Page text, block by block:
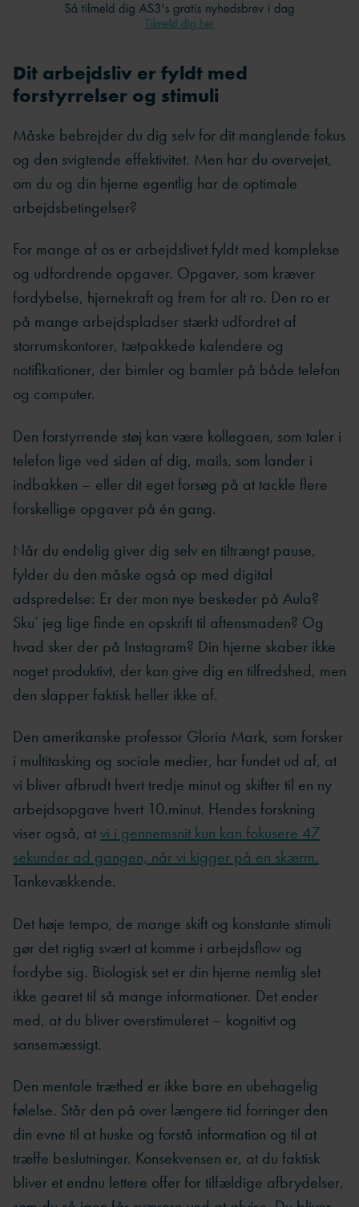
Dit arbejdsliv er fyldt med
forstyrrelser og stimuli
Måske bebrejder du dig selv for dit manglende fokus
og den svigtende effektivitet. Men har du overvejet,
om du og din hjerne egentlig har de optimale
arbejdsbetingelser?
For mange af os er arbejdslivet fyldt med komplekse
og udfordrende opgaver. Opgaver, som kræver
fordybelse, hjernekraft og frem for alt ro. Den ro er
på mange arbejdspladser stærkt udfordret af
storrumskontorer, tætpakkede kalendere og
notifikationer, der bimler og bamler på både telefon
og computer.
Den forstyrrende støj kan være kollegaen, som taler i
telefon lige ved siden af dig, mails, som lander i
indbakken – eller dit eget forsøg på at tackle flere
forskellige opgaver på én gang.
Når du endelig giver dig selv en tiltrængt pause,
fylder du den måske også op med digital
adspredelse: Er der mon nye beskeder på Aula?
Sku’ jeg lige finde en opskrift til aftensmaden? Og
hvad sker der på Instagram? Din hjerne skaber ikke
noget produktivt, der kan give dig en tilfredshed, men
den slapper faktisk heller ikke af.
Den amerikanske professor Gloria Mark, som forsker
i multitasking og sociale medier, har fundet ud af, at
vi bliver afbrudt hvert tredje minut og skifter til en ny
arbejdsopgave hvert 10.minut. Hendes forskning
viser også, atvi i gennemsnit kun kan fokusere 47
sekunder ad gangen, når vi kigger på en skærm.
Tankevækkende.
Det høje tempo, de mange skift og konstante stimuli
gør det rigtig svært at komme i arbejdsflow og
fordybe sig. Biologisk set er din hjerne nemlig slet
ikke gearet til så mange informationer. Det ender
med, at du bliver overstimuleret – kognitivt og
sansemæssigt.
Den mentale træthed er ikke bare en ubehagelig
følelse. Står den på over længere tid forringer den
din evne til at huske og forstå information og til at
træffe beslutninger. Konsekvensen er, at du faktisk
bliver et endnu lettere offer for tilfældige afbrydelser,